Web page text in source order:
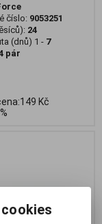
číslo: 9053251
24
(dnů) 1 - 7
pár
Kč